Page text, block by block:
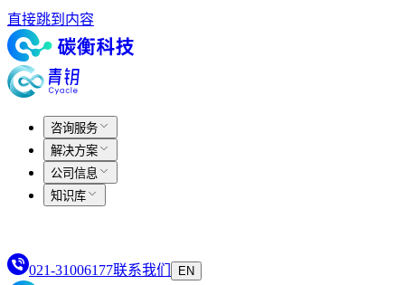
直接跳到内容
咨询服务
解决方案
公司信息
知识库
021-31006177联系我们 EN